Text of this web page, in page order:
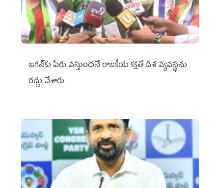
జగన్‌కు పేరు వస్తుందనే రాజకీయ కక్షతో దిశ వ్య‌వ‌స్థ‌ను
రద్దు చేశారు